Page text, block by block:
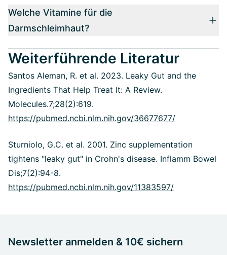
Welche Vitamine für die
Darmschleimhaut?
Weiterführende Literatur
Santos Aleman, R. et al. 2023. Leaky Gut and the
Ingredients That Help Treat It: A Review.
Molecules.7;28(2):619.
https://pubmed.ncbi.nlm.nih.gov/36677677/
Sturniolo, G.C. et al. 2001. Zinc supplementation
tightens "leaky gut" in Crohn's disease. Inflamm Bowel
Dis;7(2):94-8.
https://pubmed.ncbi.nlm.nih.gov/11383597/
Newsletter anmelden & 10€ sichern